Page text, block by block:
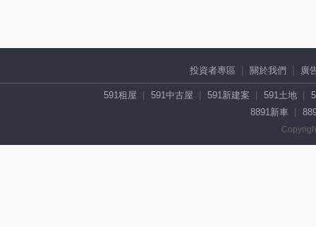
投資者專區 關於我們 廣
591租屋 591中古屋 591新建案 591土地
8891新車